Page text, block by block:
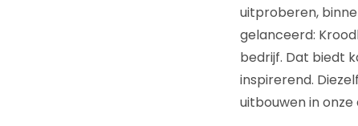
uitproberen,
gelanceerd:
bedrijf. Dat biedt
inspirerend.
uitbouwen in